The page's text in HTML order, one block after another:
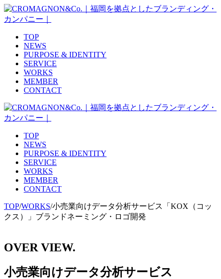
TOP
NEWS
PURPOSE & IDENTITY
SERVICE
WORKS
MEMBER
CONTACT
TOP
NEWS
PURPOSE & IDENTITY
SERVICE
WORKS
MEMBER
CONTACT
TOP/WORKS/小売業向けデータ分析サービス「KOX（コッ
クス）」ブランドネーミング・ロゴ開発
OVER VIEW.
小売業向けデータ分析サービス